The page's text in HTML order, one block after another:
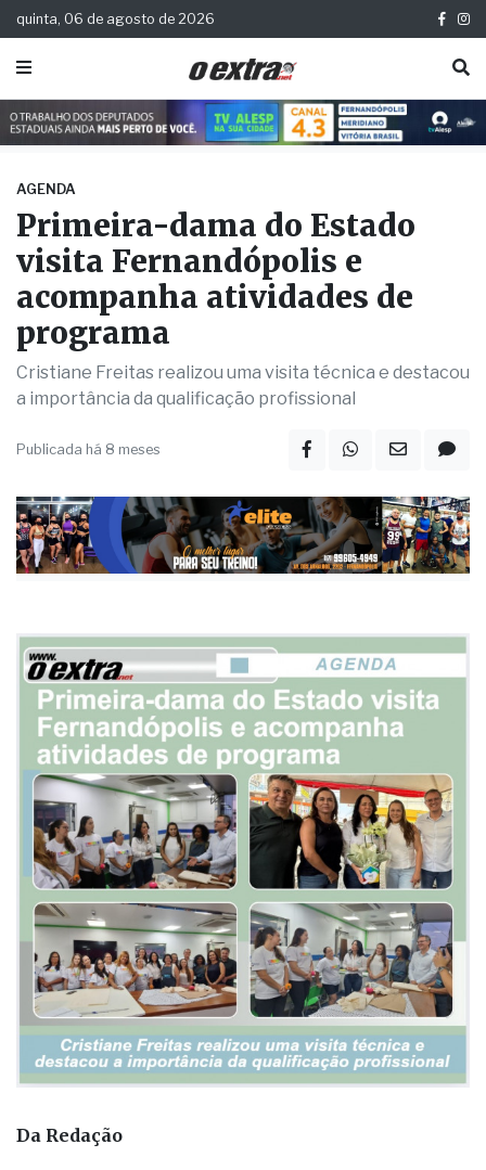
quinta, 06 de agosto de 2026
AGENDA
Primeira-dama do Estado
visita Fernandópolis e
acompanha atividades de
programa
Cristiane Freitas realizou uma visita técnica e destacou
a importância da qualificação profissional
Publicada há 8 meses